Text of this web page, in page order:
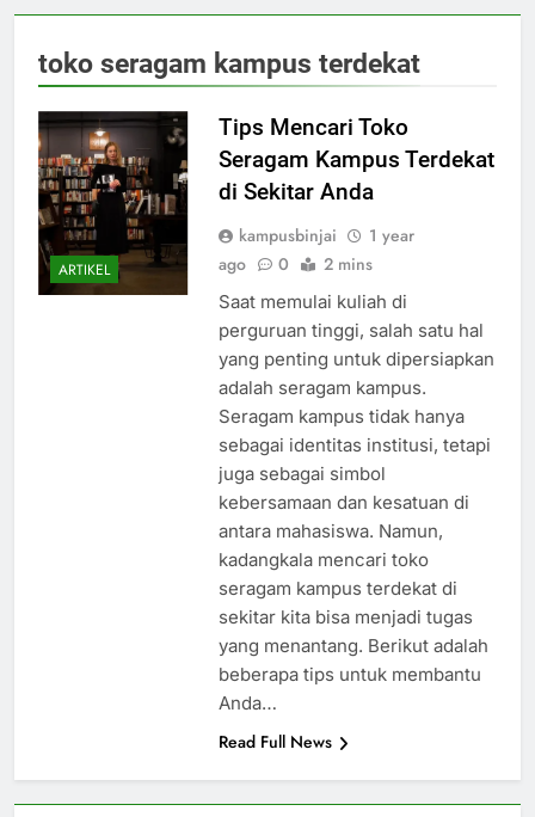
toko seragam kampus terdekat
ARTIKEL
Tips Mencari Toko
Seragam Kampus Terdekat
di Sekitar Anda
kampusbinjai
1 year
ago
0 2 mins
Saat memulai kuliah di
perguruan tinggi, salah satu hal
yang penting untuk dipersiapkan
adalah seragam kampus.
Seragam kampus tidak hanya
sebagai identitas institusi, tetapi
juga sebagai simbol
kebersamaan dan kesatuan di
antara mahasiswa. Namun,
kadangkala mencari toko
seragam kampus terdekat di
sekitar kita bisa menjadi tugas
yang menantang. Berikut adalah
beberapa tips untuk membantu
Anda…
Read Full News